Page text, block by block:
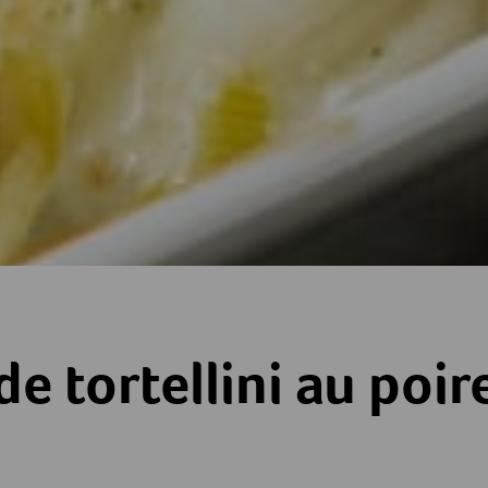
poireautortellini au